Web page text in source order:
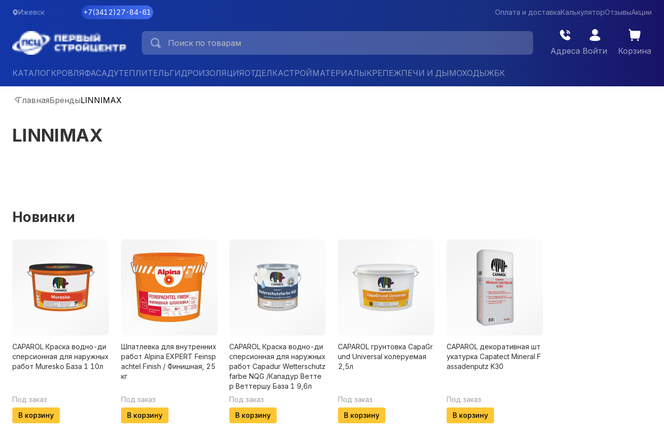
Ижевск +7(3412)27-84-61 Оплата и доставкаКалькуляторОтзывыАкции
Адреса Войти Корзина
КАТАЛОГКРОВЛЯФАСАДУТЕПЛИТЕЛЬГИДРОИЗОЛЯЦИЯОТДЕЛКАСТРОЙМАТЕРИАЛЫКРЕПЕЖПЕЧИ И ДЫМОХОДЫЖБК
ГлавнаяБрендыLINNIMAX
LINNIMAX
Новинки
CAPAROL Краска водно-ди
сперсионная для наружных
работ Muresko База 1 10л
Под заказ
В корзину
Шпатлевка для внутренних
работ Alpina EXPERT Feinsp
achtel Finish / Финишная, 25
кг
Под заказ
В корзину
CAPAROL Краска водно-ди
сперсионная для наружных
работ Capadur Wetterschutz
farbe NQG /Кападур Ветте
р Веттершу База 1 9,6л
Под заказ
В корзину
CAPAROL грунтовка CapaGr
und Universal колеруемая
2,5л
Под заказ
В корзину
CAPAROL декоративная шт
укатурка Capatect Mineral F
assadenputz K30
Под заказ
В корзину